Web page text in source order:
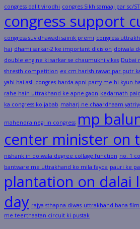
congress dalit virodhi congres Sikh samaaj par sc/
congress support
congress suvidhawadi sainik premi congress
hai dhami sarkar-2 ke important dicision doiwala
double engine ki sarkar se chaumukhi vikas Dubai
shresth competition ex cm harish rawat par putr
yahi hai asli congres harda apni party me hi kyun
rahe hain uttrakhand ke apne gaon kedarnath
ka congress ko jabab maharj ne chaardhaam
mahendra negi in congress mp
center minister on
nishank in doiwala degree collage function no. 1
bantware me uttrakhand ko mila fayda pauri ke
plantation on dalai
day rajya sthapna diwas uttrakhand bana
me teerthaatan circuit ki pustak